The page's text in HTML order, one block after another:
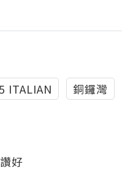
ITALIAN 銅鑼灣
好